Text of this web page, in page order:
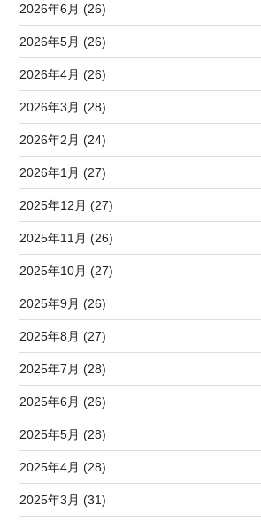
2026年6月 (26)
2026年5月 (26)
2026年4月 (26)
2026年3月 (28)
2026年2月 (24)
2026年1月 (27)
2025年12月 (27)
2025年11月 (26)
2025年10月 (27)
2025年9月 (26)
2025年8月 (27)
2025年7月 (28)
2025年6月 (26)
2025年5月 (28)
2025年4月 (28)
2025年3月 (31)